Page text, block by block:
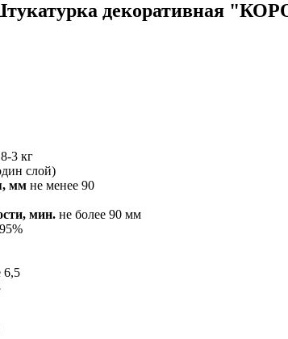
декоративная
3 кг
слой)
мм не менее 90
мин. не более 90 мм
6,5